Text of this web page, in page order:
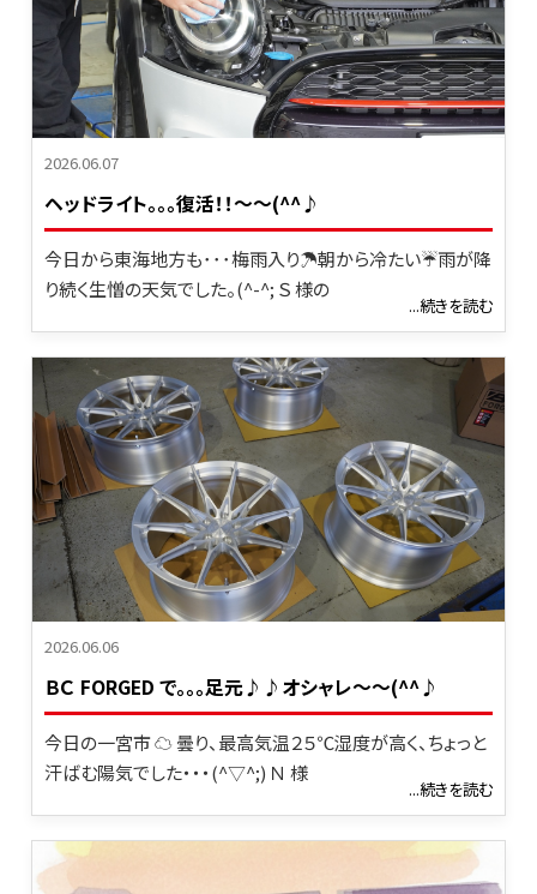
2026.06.07
ヘッドライト。。。復活！！～～(^^♪
今日から東海地方も･･･梅雨入り☂朝から冷たい☔雨が降
り続く生憎の天気でした。(^-^; Ｓ 様の
...続きを読む
2026.06.06
ＢＣ FORGED で。。。足元♪♪オシャレ～～(^^♪
今日の一宮市 ☁ 曇り、最高気温２５℃湿度が高く、ちょっと
汗ばむ陽気でした・・・(^▽^;) Ｎ 様
...続きを読む